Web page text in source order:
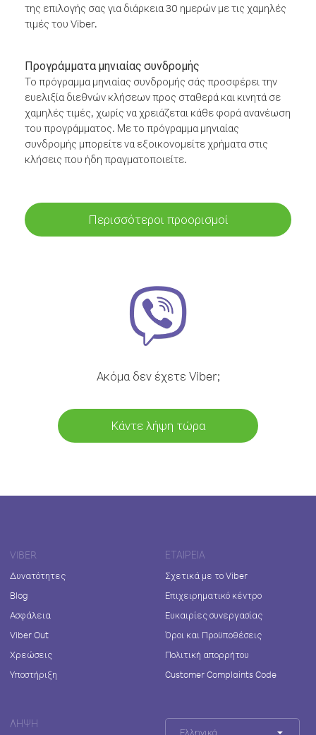
της επιλογής σας για διάρκεια 30 ημερών με τις χαμηλές
τιμές του Viber.
Προγράμματα μηνιαίας συνδρομής
Το πρόγραμμα μηνιαίας συνδρομής σάς προσφέρει την
ευελιξία διεθνών κλήσεων προς σταθερά και κινητά σε
χαμηλές τιμές, χωρίς να χρειάζεται κάθε φορά ανανέωση
του προγράμματος. Με το πρόγραμμα μηνιαίας
συνδρομής μπορείτε να εξοικονομείτε χρήματα στις
κλήσεις που ήδη πραγματοποιείτε.
Περισσότεροι προορισμοί
Ακόμα δεν έχετε Viber;
Κάντε λήψη τώρα
VIBER
Δυνατότητες
Blog
Ασφάλεια
Viber Out
Χρεώσεις
Υποστήριξη
ΕΤΑΙΡΕΊΑ
Σχετικά με το Viber
Επιχειρηματικό κέντρο
Ευκαιρίες συνεργασίας
Όροι και Προϋποθέσεις
Πολιτική απορρήτου
Customer Complaints Code
ΛΉΨΗ
Ελληνικά